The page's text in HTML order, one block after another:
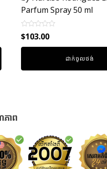
Parfum Spray 50 ml
Rated
0
out
$103.00
ដាក់ចូលថង់
ភាព